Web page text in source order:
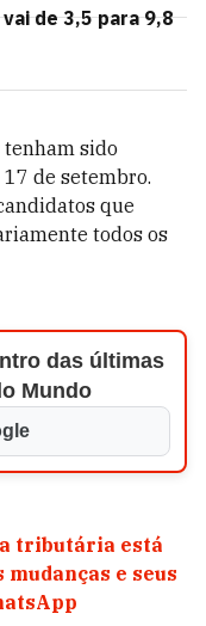
de 3,5 para 9,8
tenham sido
de setembro.
que
todos os
das últimas
Mundo
tributária está
e seus